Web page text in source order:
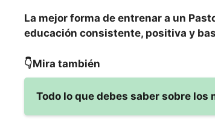
La mejor forma de entrenar a un
educación consistente, positiva y
👇Mira también
Todo lo que debes saber sobre